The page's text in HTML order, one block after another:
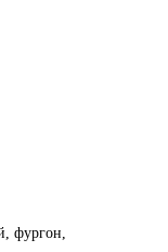
фургон,